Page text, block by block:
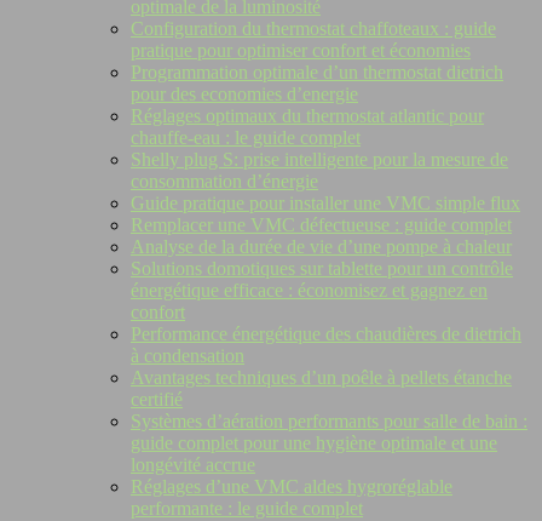
optimale de la luminosité
Configuration du thermostat chaffoteaux : guide
pratique pour optimiser confort et économies
Programmation optimale d’un thermostat dietrich
pour des economies d’energie
Réglages optimaux du thermostat atlantic pour
chauffe-eau : le guide complet
Shelly plug S: prise intelligente pour la mesure de
consommation d’énergie
Guide pratique pour installer une VMC simple flux
Remplacer une VMC défectueuse : guide complet
Analyse de la durée de vie d’une pompe à chaleur
Solutions domotiques sur tablette pour un contrôle
énergétique efficace : économisez et gagnez en
confort
Performance énergétique des chaudières de dietrich
à condensation
Avantages techniques d’un poêle à pellets étanche
certifié
Systèmes d’aération performants pour salle de bain :
guide complet pour une hygiène optimale et une
longévité accrue
Réglages d’une VMC aldes hygroréglable
performante : le guide complet